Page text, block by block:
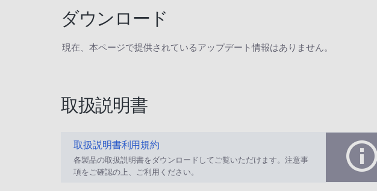
ダウンロード
現在、本ページで提供されているアップデート情報はありません。
取扱説明書
取扱説明書利用規約
各製品の取扱説明書をダウンロードしてご覧いただけます。注意事
項をご確認の上、ご利用ください。